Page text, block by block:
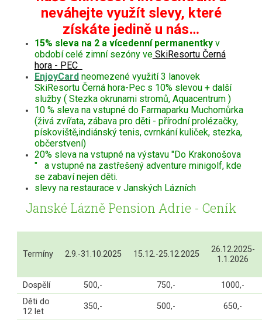
neváhejte využít slevy, které
získáte jedině u nás…
15% sleva na 2 a vícedenní permanentkyv
období celé zimní sezóny veSkiResortu Černá
hora - PEC
EnjoyCard neomezené využití 3 lanovek
SkiResortu Černá hora-Pec s 10% slevou + další
služby ( Stezka okrunami stromů, Aquacentrum )
10 % sleva na vstupné do Farmaparku Muchomůrka
(živá zvířata, zábava pro děti - přírodní prolézačky,
pískoviště,indiánský tenis, cvrnkání kuliček, stezka,
občerstvení)
20% sleva na vstupné na výstavu "Do Krakonošova
" a vstupné na zastřešený adventure minigolf, kde
se zabaví nejen děti.
slevy na restaurace v Janských Lázních
Janské Lázně Pension Adrie - Ceník
Termíny 2.9.-31.10.2025 15.12.-25.12.2025
26.12.2025-
1.1.2026
Dospělí 500,- 750,-
1000,-
Děti do
12 let
350,- 500,- 650,-